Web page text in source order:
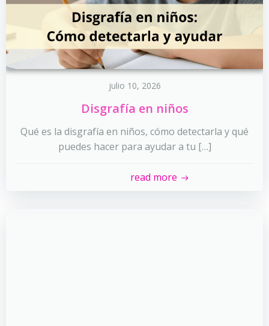
julio 10, 2026
Disgrafía en niños
Qué es la disgrafía en niños, cómo detectarla y qué
puedes hacer para ayudar a tu […]
read more